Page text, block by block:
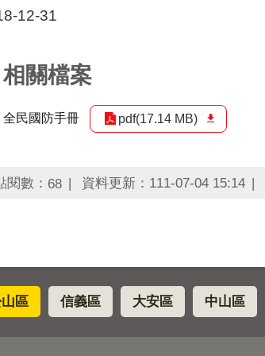
12-31
相關檔案
全民國防手冊 pdf(17.14 MB)
閱數： 68 資料更新：111-07-04 15:14
區 信義區 大安區 中山區